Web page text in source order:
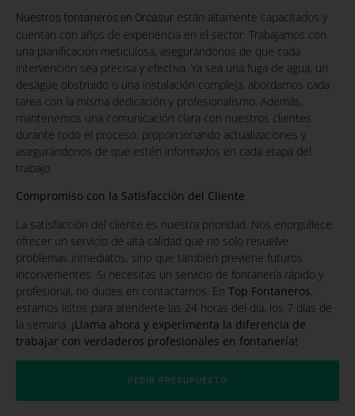
Nuestros fontaneros en Orcasur están altamente capacitados y
cuentan con años de experiencia en el sector. Trabajamos con
una planificación meticulosa, asegurándonos de que cada
intervención sea precisa y efectiva. Ya sea una fuga de agua, un
desagüe obstruido o una instalación compleja, abordamos cada
tarea con la misma dedicación y profesionalismo. Además,
mantenemos una comunicación clara con nuestros clientes
durante todo el proceso, proporcionando actualizaciones y
asegurándonos de que estén informados en cada etapa del
trabajo.
Compromiso con la Satisfacción del Cliente
La satisfacción del cliente es nuestra prioridad. Nos enorgullece
ofrecer un servicio de alta calidad que no solo resuelve
problemas inmediatos, sino que también previene futuros
inconvenientes. Si necesitas un servicio de fontanería rápido y
profesional, no dudes en contactarnos. En Top Fontaneros,
estamos listos para atenderte las 24 horas del día, los 7 días de
la semana. ¡Llama ahora y experimenta la diferencia de
trabajar con verdaderos profesionales en fontanería!
PEDIR PRESUPUESTO